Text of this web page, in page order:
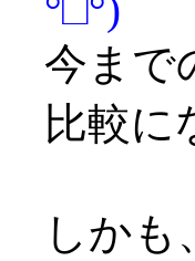
今まで
比較に
しか